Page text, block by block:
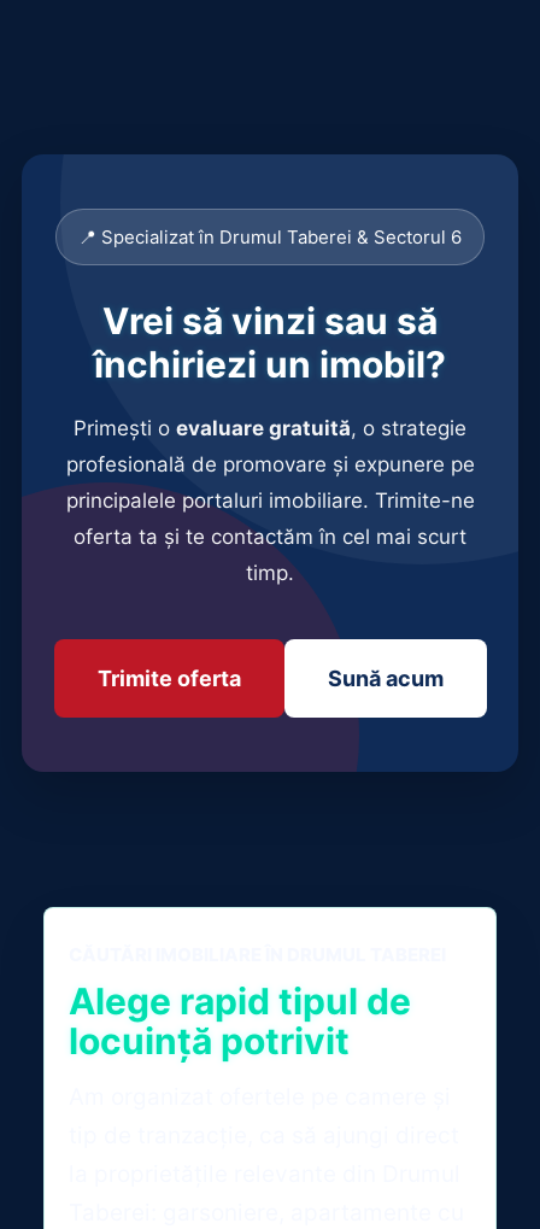
📍 Specializat în Drumul Taberei & Sectorul 6
Vrei să vinzi sau să
închiriezi un imobil?
Primești o evaluare gratuită, o strategie
profesională de promovare și expunere pe
principalele portaluri imobiliare. Trimite-ne
oferta ta și te contactăm în cel mai scurt
timp.
Trimite oferta Sună acum
Alege rapid tipul de
locuință potrivit